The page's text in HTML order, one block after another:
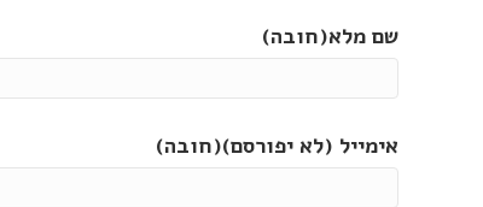
שם מלא(חובה)
אימייל (לא יפורסם)(חובה)